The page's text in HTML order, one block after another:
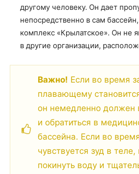
другому человеку. Он дает
непосредственно в сам
комплекс «Крылатское». Он не
в другие организации,
Важно! Если во время
плавающему
он немедленно должен
и обратиться в
бассейна. Если во
чувствуется зуд в
покинуть воду и